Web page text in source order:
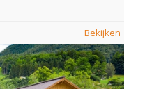
Bekijken